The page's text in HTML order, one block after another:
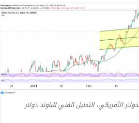
الأمريكي، التحليل الفني للباوند دولار